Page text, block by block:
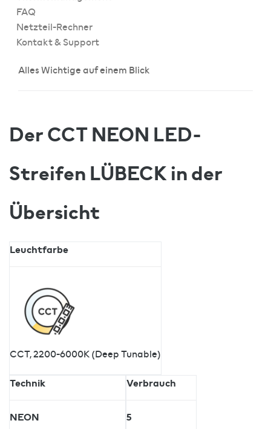
FAQ
Netzteil-Rechner
Kontakt & Support
Alles Wichtige auf einem Blick
Der CCT NEON LED-
Streifen LÜBECK in der
Übersicht
Leuchtfarbe
CCT, 2200-6000K (Deep Tunable)
Technik
NEON
Verbrauch
5